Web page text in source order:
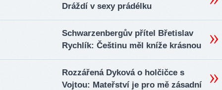
Dráždí v sexy prádélku
Schwarzenbergův přítel Břetislav
Rychlík: Češtinu měl kníže krásnou
Rozzářená Dyková o holčičce s
Vojtou: Mateřství je pro mě zásadní